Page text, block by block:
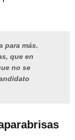
para más.
que en
no se